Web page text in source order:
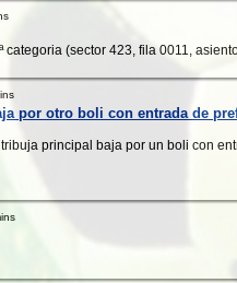
(sector 423, fila 0011,
por otro boli con entrada de
principal baja por un boli con